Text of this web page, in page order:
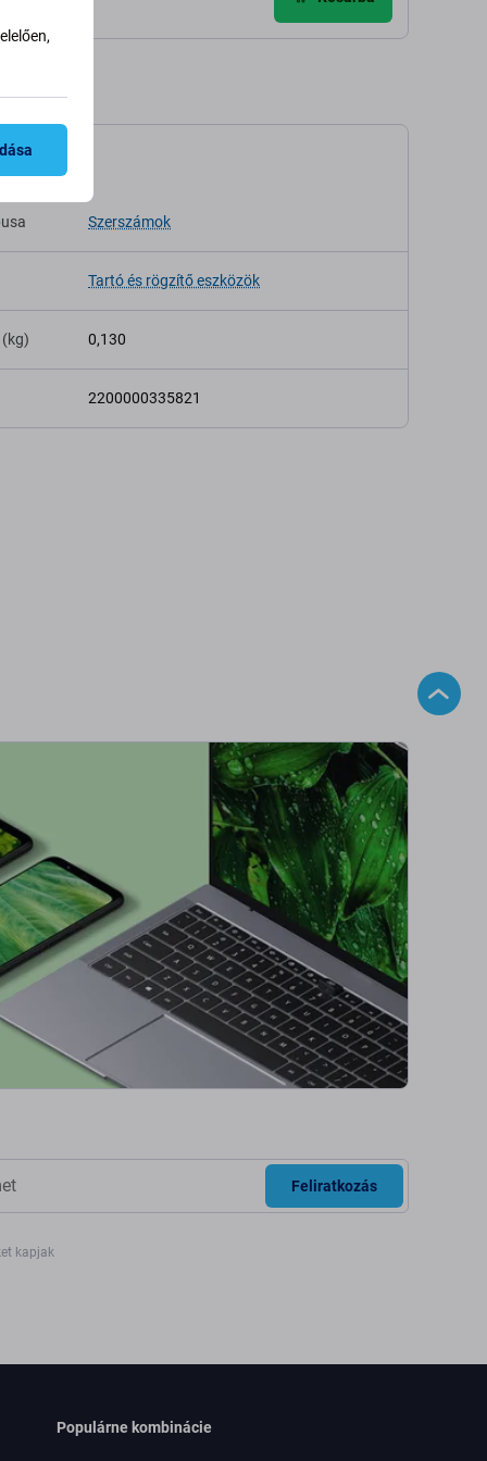
Szerszámok
Tartó és rögzítő eszközök
0,130
2200000335821
Feliratkozás
kapjak
Populárne kombinácie